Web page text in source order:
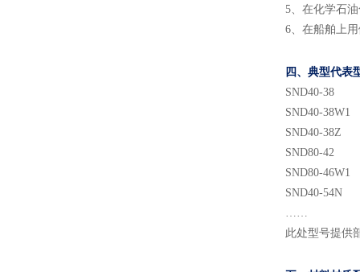
5、 在化学石
6、 在船舶上
四、典型代表
SND40-38
SND40-38W1
SND40-38Z
SND80-42
SND80-46W1
SND40-54N
……
此处型号提供